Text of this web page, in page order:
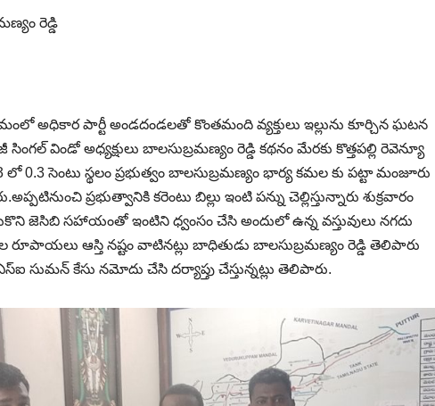
రెడ్డి
అధికార పార్టీ అండదండలతో కొంతమంది వ్యక్తులు ఇల్లును కూర్చిన ఘటన
విండో అధ్యక్షులు బాలసుబ్రమణ్యం రెడ్డి కథనం మేరకు కొత్తపల్లి రెవెన్యూ
0.3 సెంటు స్థలం ప్రభుత్వం బాలసుబ్రమణ్యం భార్య కమల కు పట్టా మంజూరు
ప్రభుత్వానికి కరెంటు బిల్లు ఇంటి పన్ను చెల్లిస్తున్నారు శుక్రవారం
జెసిబి సహాయంతో ఇంటిని ధ్వంసం చేసి అందులో ఉన్న వస్తువులు నగదు
రూపాయలు ఆస్తి నష్టం వాటినట్లు బాధితుడు బాలసుబ్రమణ్యం రెడ్డి తెలిపారు
సుమన్ కేసు నమోదు చేసి దర్యాప్తు చేస్తున్నట్లు తెలిపారు.